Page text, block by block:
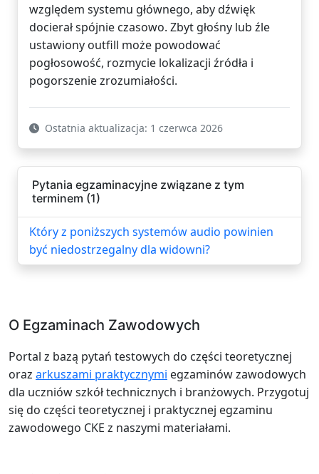
względem systemu głównego, aby dźwięk
docierał spójnie czasowo. Zbyt głośny lub źle
ustawiony outfill może powodować
pogłosowość, rozmycie lokalizacji źródła i
pogorszenie zrozumiałości.
Ostatnia aktualizacja: 1 czerwca 2026
Pytania egzaminacyjne związane z tym
terminem (1)
Który z poniższych systemów audio powinien
być niedostrzegalny dla widowni?
O Egzaminach Zawodowych
Portal z bazą pytań testowych do części teoretycznej
oraz arkuszami praktycznymi egzaminów zawodowych
dla uczniów szkół technicznych i branżowych. Przygotuj
się do części teoretycznej i praktycznej egzaminu
zawodowego CKE z naszymi materiałami.